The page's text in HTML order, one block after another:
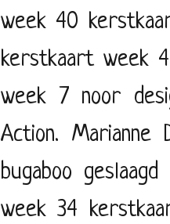
week 40
kerstkaart week
week 7 noor
Action. Marianne
bugaboo geslaagd
week 34